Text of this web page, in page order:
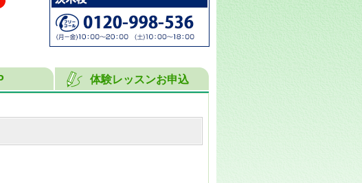
体験レッスンお申込